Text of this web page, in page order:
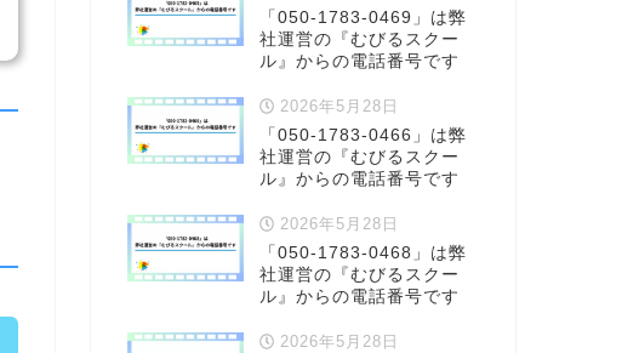
「050-1783-0469」は弊
社運営の『むびるスクー
ル』からの電話番号です
2026年5月28日
「050-1783-0466」は弊
社運営の『むびるスクー
ル』からの電話番号です
2026年5月28日
「050-1783-0468」は弊
社運営の『むびるスクー
ル』からの電話番号です
2026年5月28日